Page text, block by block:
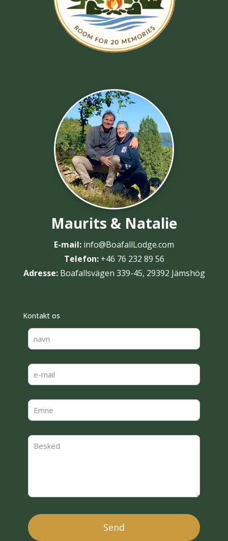
Maurits & Natalie
E-mail: info@BoafallLodge.com
Telefon: +46 76 232 89 56
Adresse:Boafallsvägen 339-45, 29392 Jämshög
Kontakt os